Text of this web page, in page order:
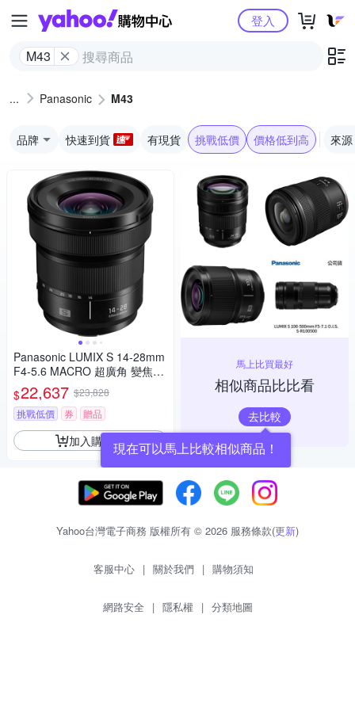
Yahoo購物中心
M43
登入
Panasonic M43
品牌 快速到貨 有現貨 挑戰低價 價格低到高 來源
Panasonic LUMIX S 14-28mm
F4-5.6 MACRO 超廣角 變焦鏡
頭 公司貨 S-R1428
$22,637 $23,828
挑戰低價
券 贈品
加入購物車
馬上比買最好
相似商品比比看
去比較
現在可以馬上比較相似商品！
Yahoo台灣電子商務 版權所有 © 2026 服務條款(更新)
客服中心 | 關於我們 | 購物須知
網路安全 | 隱私權 | 分類地圖